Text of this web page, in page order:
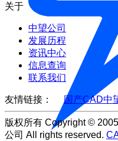
关于
中望公司
发展历程
资讯中心
信息查询
联系我们
友情链接： 国产CAD中
版权所有 Copyright ©
公司 All rights reserved.